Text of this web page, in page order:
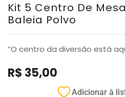
Kit 5 Centro De
Baleia Polvo
“O centro da diversão está
R$ 35,00
Adicionar à